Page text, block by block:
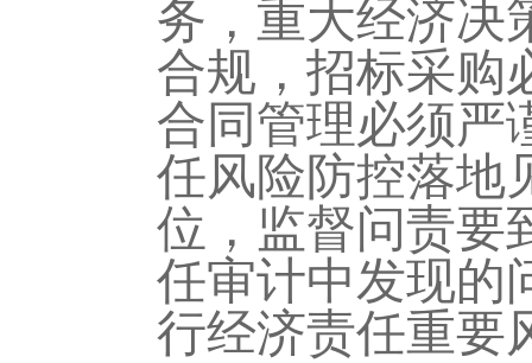
务， 重大经济决
合规 ， 招标采购
合同管理必须严
任风险防控落地
位 ， 监督问责要
任审计中发现的
行经济责任重要